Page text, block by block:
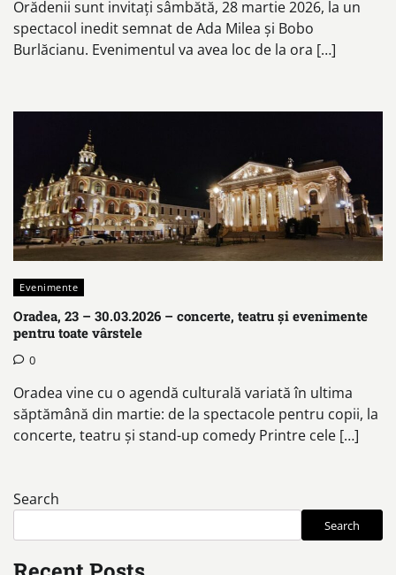
Orădenii sunt invitați sâmbătă, 28 martie 2026, la un
spectacol inedit semnat de Ada Milea și Bobo
Burlăcianu. Evenimentul va avea loc de la ora […]
Evenimente
Oradea, 23 – 30.03.2026 – concerte, teatru și evenimente
pentru toate vârstele
0
Oradea vine cu o agendă culturală variată în ultima
săptămână din martie: de la spectacole pentru copii, la
concerte, teatru și stand-up comedy Printre cele […]
Search
Search